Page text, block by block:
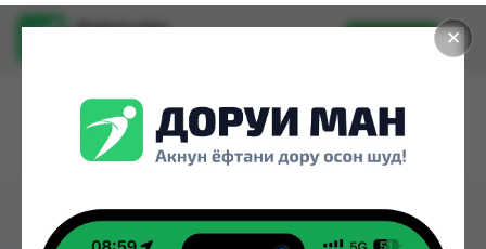
✕
Доруи ман
Установить